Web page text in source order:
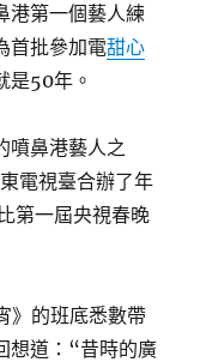
港第一個藝人練
首批參加電甜心
是50年。
鼻港藝人之
電視臺合辦了年
第一屆央視春晚
的班底悉數帶
想道：“昔時的廣